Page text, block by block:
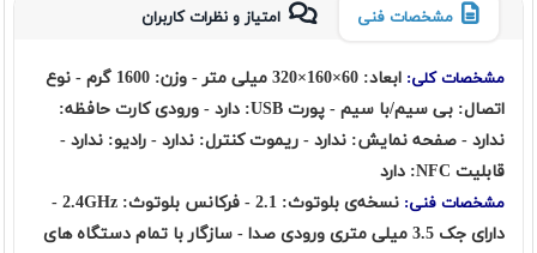
مشخصات فنی امتیاز و نظرات کاربران
مشخصات کلی:
ابعاد: 60×160×320 میلی متر - وزن: 1600 گرم - نوع
اتصال: بی سیم/با سیم - پورت USB: دارد - ورودی کارت حافظه:
ندارد - صفحه نمایش: ندارد - ریموت کنترل: ندارد - رادیو: ندارد -
قابلیت NFC: دارد
مشخصات فنی:
نسخه‌ی بلوتوث: 2.1 - فرکانس بلوتوث: 2.4GHz -
دارای جک 3.5 میلی متری ورودی صدا - سازگار با تمام دستگاه های